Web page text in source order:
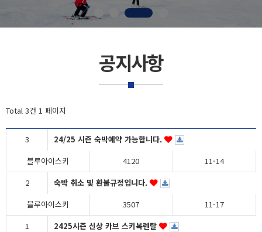
공지사항
Total 3건 1 페이지
3
24/25 시즌 숙박예약 가능합니다.
블루아이스키
4120
11-14
2
숙박 취소 및 환불규정입니다.
블루아이스키
3507
11-17
1
2425시즌 신상 카브 스키복렌탈